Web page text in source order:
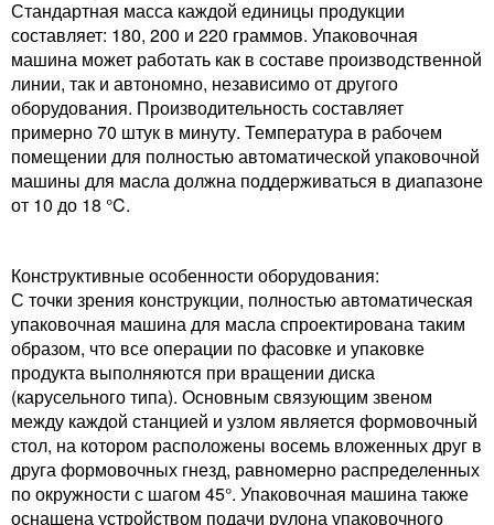
Стандартная масса каждой единицы продукции
составляет: 180, 200 и 220 граммов. Упаковочная
машина может работать как в составе производственной
линии, так и автономно, независимо от другого
оборудования. Производительность составляет
примерно 70 штук в минуту. Температура в рабочем
помещении для полностью автоматической упаковочной
машины для масла должна поддерживаться в диапазоне
от 10 до 18 °C.
Конструктивные особенности оборудования:
С точки зрения конструкции, полностью автоматическая
упаковочная машина для масла спроектирована таким
образом, что все операции по фасовке и упаковке
продукта выполняются при вращении диска
(карусельного типа). Основным связующим звеном
между каждой станцией и узлом является формовочный
стол, на котором расположены восемь вложенных друг в
друга формовочных гнезд, равномерно распределенных
по окружности с шагом 45°. Упаковочная машина также
оснащена устройством подачи рулона упаковочного